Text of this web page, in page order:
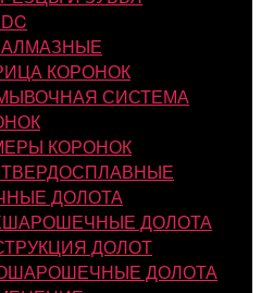
КОРОНОК
СИСТЕМА
КОРОНОК
ДОЛОТА
ДОЛОТА
ДОЛОТ
ДОЛОТА